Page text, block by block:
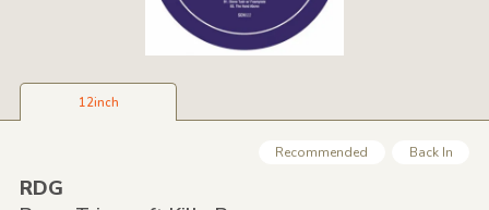
12inch
Recommended Back In
RDG